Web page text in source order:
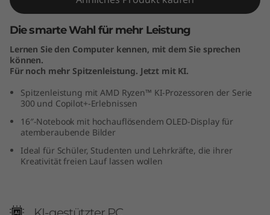
M
D
Die smarte Wahl für mehr Leistung
Lernen Sie den Computer kennen, mit dem Sie sprechen
können.
Für noch mehr Spitzenleistung. Jetzt mit KI.
Spitzenleistung mit AMD Ryzen™ KI-Prozessoren der Serie
300 und Copilot+-Erlebnissen
16″-Notebook mit hochauflösendem OLED-Display für
atemberaubende Bilder
Ideal für Schüler, Studenten und Lehrkräfte, die ihrer
Kreativität freien Lauf lassen wollen